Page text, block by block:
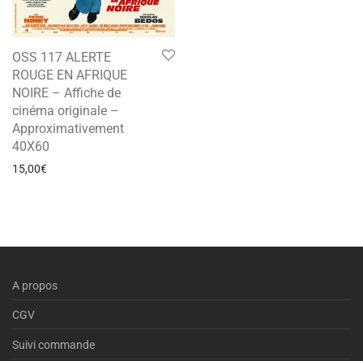
OSS 117 ALERTE
ROUGE EN AFRIQUE
NOIRE – Affiche de
cinéma originale –
Approximativement
40X60
15,00€
A propos
CGV
Suivi commande